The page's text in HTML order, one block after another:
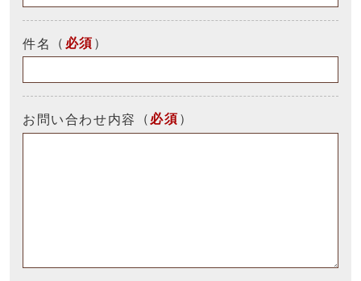
件名 （ 必須 ）
お問い合わせ内容 （ 必須 ）